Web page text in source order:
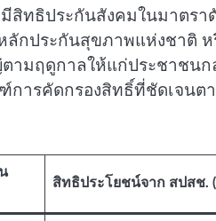
ทธิประกันสังคมในมาตรา
ลักประกันสุขภาพแห่งชาติ
ามฤดูกาลให้แก่ประชาชนก
ารคัดกรองสิทธิ์ที่ชัดเจนต
สิทธิประโยชน์จาก สปสช.